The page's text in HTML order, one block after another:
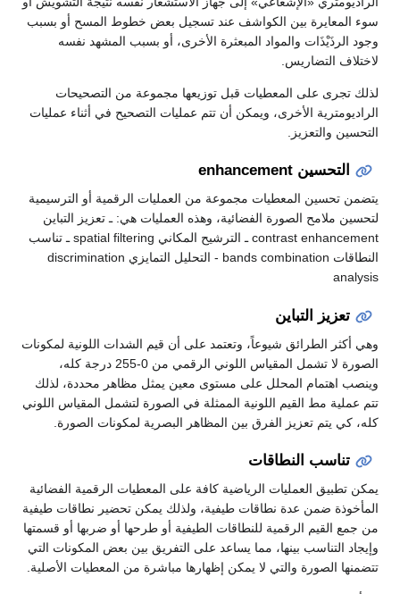
سوء المعايرة بين الكواشف عند تسجيل بعض خطوط المسح أو بسبب
وجود الرذَيْذَات والمواد المبعثرة الأخرى، أو بسبب المشهد نفسه
لاختلاف التضاريس.
لذلك تجرى على المعطيات قبل توزيعها مجموعة من التصحيحات
الراديومترية الأخرى، ويمكن أن تتم عمليات التصحيح في أثناء عمليات
التحسين والتعزيز.
التحسين enhancement
يتضمن تحسين المعطيات مجموعة من العمليات الرقمية أو الترسيمية
لتحسين ملامح الصورة الفضائية، وهذه العمليات هي: ـ تعزيز التباين
contrast enhancement ـ الترشيح المكاني spatial filtering ـ تناسب
النطاقات bands combination - التحليل التمايزي discrimination
analysis
تعزيز التباين
وهي أكثر الطرائق شيوعاً، وتعتمد على أن قيم الشدات اللونية لمكونات
الصورة لا تشمل المقياس اللوني الرقمي من 0-255 درجة كله،
وينصب اهتمام المحلل على مستوى معين يمثل مظاهر محددة، لذلك
تتم عملية مط القيم اللونية الممثلة في الصورة لتشمل المقياس اللوني
كله، كي يتم تعزيز الفرق بين المظاهر البصرية لمكونات الصورة.
تناسب النطاقات
يمكن تطبيق العمليات الرياضية كافة على المعطيات الرقمية الفضائية
المأخوذة ضمن عدة نطاقات طيفية، ولذلك يمكن تحضير نطاقات طيفية
من جمع القيم الرقمية للنطاقات الطيفية أو طرحها أو ضربها أو قسمتها
وإيجاد التناسب بينها، مما يساعد على التفريق بين بعض المكونات التي
تتضمنها الصورة والتي لا يمكن إظهارها مباشرة من المعطيات الأصلية.